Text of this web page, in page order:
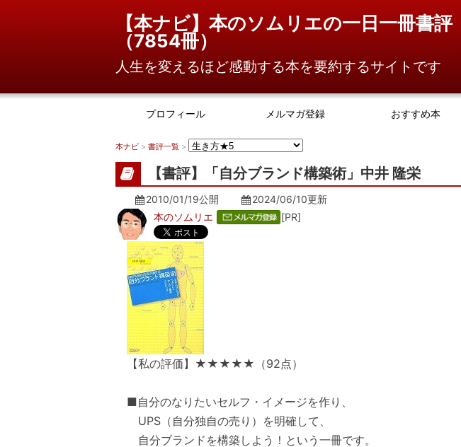
【本ナビ】本のソムリエの一日一冊書評
（7854冊）
人生を変えるほど感動する本を要約するサイトです
プロフィール メルマガ登録 おすすめ本
本ナビ > 書評一覧 >
【書評】「自分ブランド構築術」中井 隆栄
2010/01/19公開 2024/06/10更新
本のソムリエ
[PR]
【私の評価】★★★★★（92点）
■自分のなりたいセルフ・イメージを作り、
UPS（自分独自の売り）を明確して、
自分ブランドを構築しよう！という一冊です。